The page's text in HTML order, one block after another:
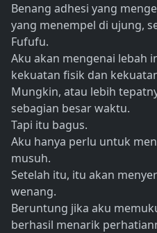
Benang adhesi yang
yang menempel di ujung,
Fufufu.
Aku akan mengenai lebah
kekuatan fisik dan
Mungkin, atau lebih
sebagian besar waktu.
Tapi itu bagus.
Aku hanya perlu untuk
musuh.
Setelah itu, itu akan
wenang.
Beruntung jika aku
berhasil menarik